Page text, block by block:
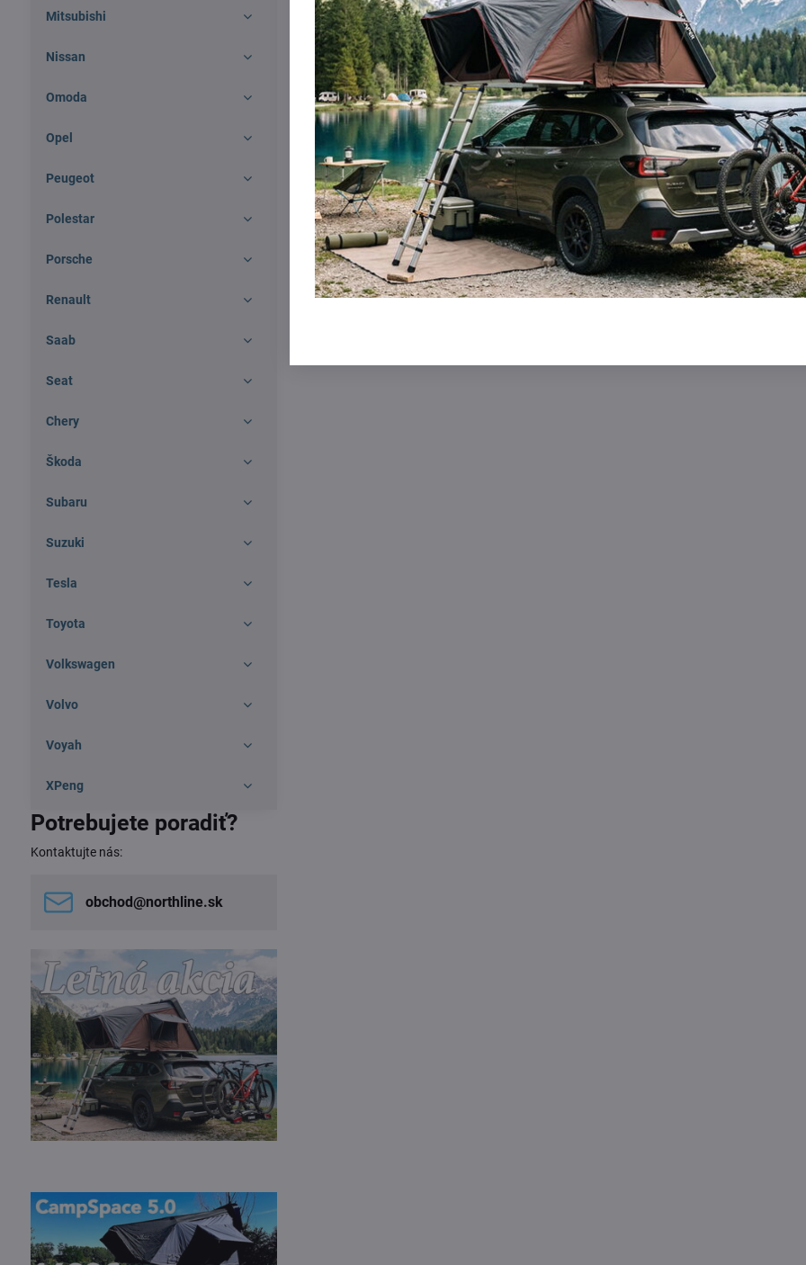
Mitsubishi
Nissan
Omoda
Opel
Peugeot
Polestar
Porsche
Renault
Saab
Seat
Chery
Škoda
Subaru
Suzuki
Tesla
Toyota
Volkswagen
Volvo
Voyah
XPeng
Potrebujete poradiť?
Kontaktujte nás:
obchod​@northline​.sk